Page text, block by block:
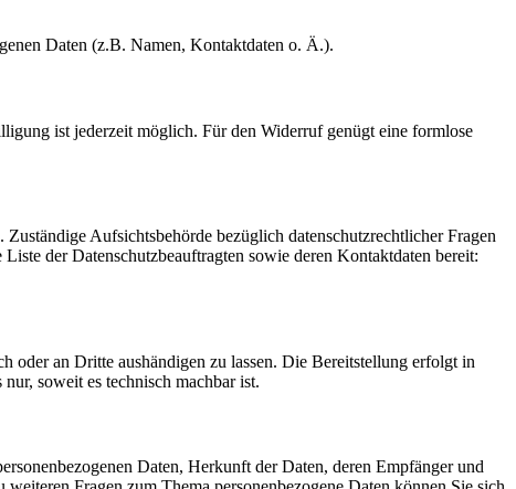
Daten (z.B. Namen, Kontaktdaten o. Ä.).
ist jederzeit möglich. Für den Widerruf genügt eine formlose
Aufsichtsbehörde bezüglich datenschutzrechtlicher Fragen
der Datenschutzbeauftragten sowie deren Kontaktdaten bereit:
oder an Dritte aushändigen zu lassen. Die Bereitstellung erfolgt in
soweit es technisch machbar ist.
Daten, Herkunft der Daten, deren Empfänger und